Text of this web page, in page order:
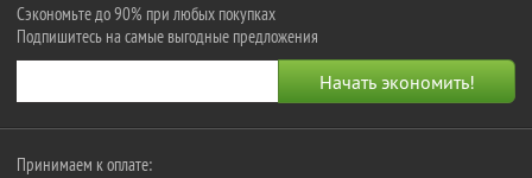
Сэкономьте до 90% при любых покупках
Подпишитесь на самые выгодные предложения
Принимаем к оплате: